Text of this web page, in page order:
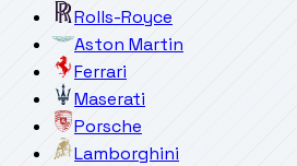
Rolls-Royce
Aston Martin
Ferrari
Maserati
Porsche
Lamborghini